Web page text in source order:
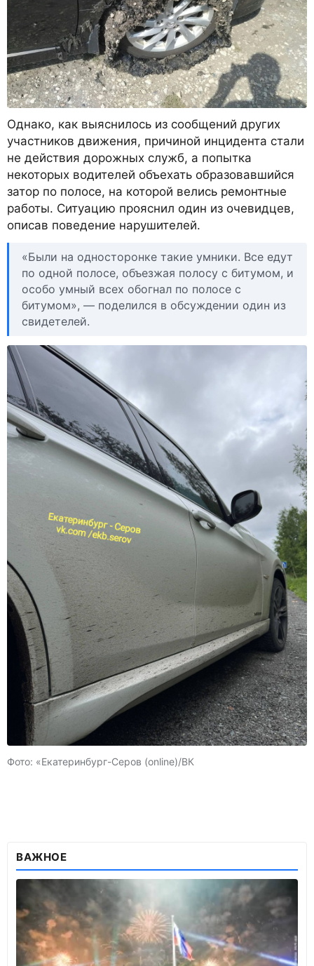
Однако, как выяснилось из сообщений других
участников движения, причиной инцидента стали
не действия дорожных служб, а попытка
некоторых водителей объехать образовавшийся
затор по полосе, на которой велись ремонтные
работы. Ситуацию прояснил один из очевидцев,
описав поведение нарушителей.
«Были на односторонке такие умники. Все едут
по одной полосе, объезжая полосу с битумом, и
особо умный всех обогнал по полосе с
битумом», — поделился в обсуждении один из
свидетелей.
Фото: «Екатеринбург-Серов (online)/ВК
ВАЖНОЕ